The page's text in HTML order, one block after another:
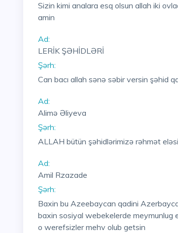
Sizin kimi analara esq olsun allah iki
amin
Ad:
LERİK ŞƏHİDLƏRİ
Şərh:
Can bacı allah sənə səbir versin şəhid
Ad:
Alimə Əliyeva
Şərh:
ALLAH bütün şəhidlərimizə rəhmət
Ad:
Amil Rzazade
Şərh:
Baxin bu Azeebaycan qadini
baxin sosiyal webekelerde
o werefsizler mehv olub getsin